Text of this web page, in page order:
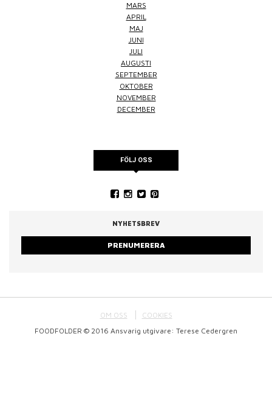
MARS
APRIL
MAJ
JUNI
JULI
AUGUSTI
SEPTEMBER
OKTOBER
NOVEMBER
DECEMBER
FÖLJ OSS
NYHETSBREV
PRENUMERERA
OM OSS
COOKIES
FOODFOLDER © 2016 Ansvarig utgivare: Terese Cedergren